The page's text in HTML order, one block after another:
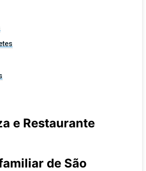
e Restaurante
de São